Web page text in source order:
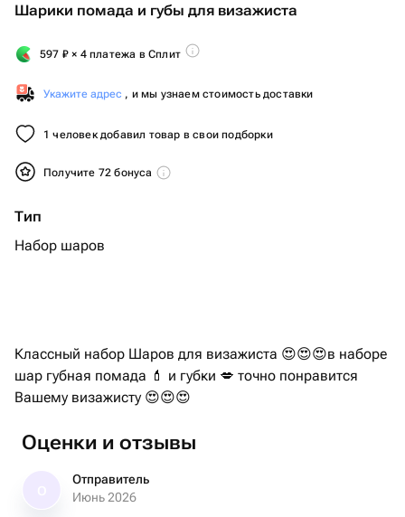
Шарики помада и губы для визажиста
597 ₽ × 4 платежа в Сплит
Укажите адрес , и мы узнаем стоимость доставки
1 человек добавил товар в свои подборки
Получите 72 бонуса
Тип
Набор шаров
Классный набор Шаров для визажиста 😍😍😍в наборе
шар губная помада 💄 и губки 💋 точно понравится
Вашему визажисту 😍😍😍
Оценки и отзывы
Отправитель
Июнь 2026